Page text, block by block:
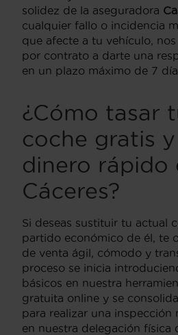
solidez de la aseguradora
cualquier fallo o incidencia
que afecte a tu vehículo,
por contrato a darte una
en un plazo máximo de 7
¿Cómo tasar
coche gratis
dinero rápido
Cáceres?
Si deseas sustituir tu actual
partido económico de él, te
de venta ágil, cómodo y
proceso se inicia
básicos en nuestra
gratuita online y se
para realizar una inspección
en nuestra delegación física